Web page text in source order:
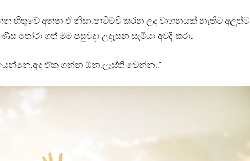
හිතුවේ අන්න ඒ නිසා.පාවිච්චි කරන ලද වාහනයක් නැතිව අලුත්ම
තෝරා ගත් මම පසුවදා උදෑසන සැමියා අවදි කරා.
ඒක ගන්න ඕන.ලෑස්ති වෙන්න..”